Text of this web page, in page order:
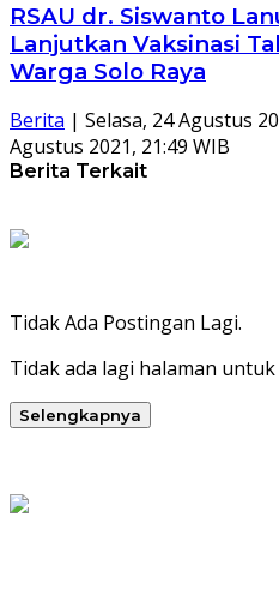
RSAU dr. Siswanto
Lanjutkan Vaksinasi
Warga Solo Raya
Berita | Selasa, 24 Agustus
Agustus 2021, 21:49 WIB
Berita Terkait
Tidak Ada Postingan Lagi.
Tidak ada lagi halaman
Selengkapnya